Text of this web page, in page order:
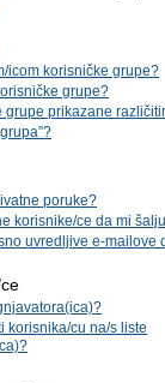
icom korisničke grupe?
grupe?
grupe prikazane
poruke?
korisnike/ce da mi
uvredljive e-mailove
korisnika/cu na/s liste